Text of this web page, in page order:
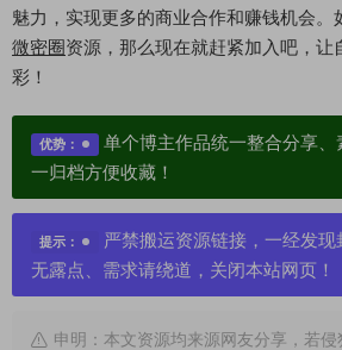
魅力，实现更多的商业合作和赚钱机会。
微密圈资源，那么现在就赶紧加入吧，让
彩！
优势：
单个博主作品统一整合分享
一归档方便收藏！
提示：
严禁搬运资源链接，一经发
无露点、需求请绕道，关闭本站网页！
申明：本文资源均来源网友分享，若